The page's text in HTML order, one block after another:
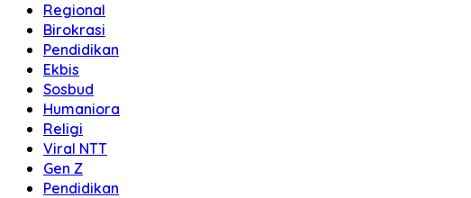
Regional
Birokrasi
Pendidikan
Ekbis
Sosbud
Humaniora
Religi
Viral NTT
Gen Z
Pendidikan